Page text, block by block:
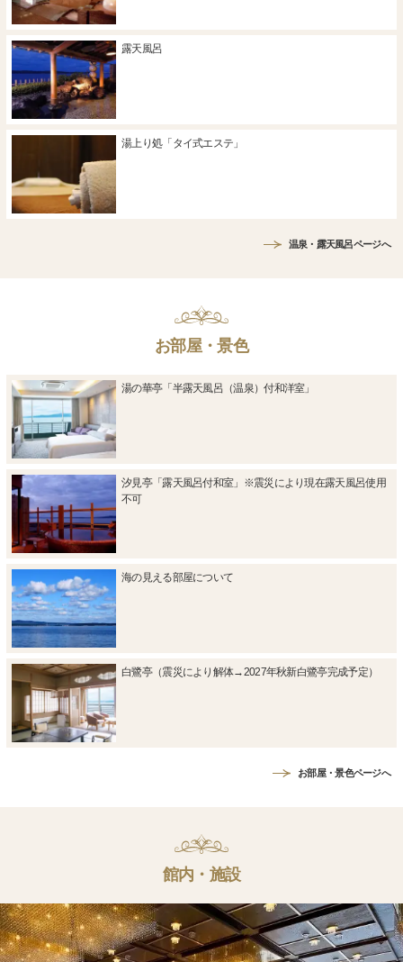
露天風呂
湯上り処「タイ式エステ」
温泉・露天風呂ページへ
お部屋・景色
湯の華亭「半露天風呂（温泉）付和洋室」
汐見亭「露天風呂付和室」※震災により現在露天風呂使用
不可
海の見える部屋について
白鷺亭（震災により解体→2027年秋新白鷺亭完成予定）
お部屋・景色ページへ
館内・施設